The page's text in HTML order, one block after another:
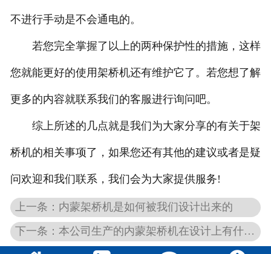
不进行手动是不会通电的。
若您完全掌握了以上的两种保护性的措施，这样
您就能更好的使用架桥机还有维护它了。若您想了解
更多的内容就联系我们的客服进行询问吧。
综上所述的几点就是我们为大家分享的有关于架
桥机的相关事项了，如果您还有其他的建议或者是疑
问欢迎和我们联系，我们会为大家提供服务!
上一条：内蒙架桥机是如何被我们设计出来的
下一条：本公司生产的内蒙架桥机在设计上有什么不同